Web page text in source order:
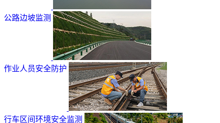
公路边坡监测
作业人员安全防护
行车区间环境安全监测